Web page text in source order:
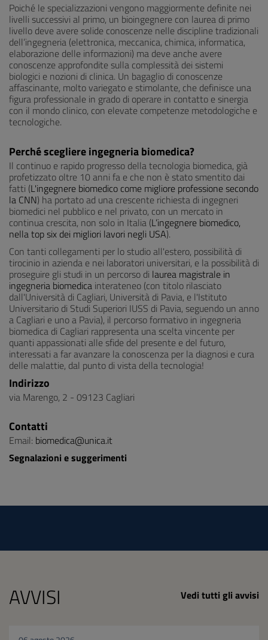
Poiché le specializzazioni vengono maggiormente definite nei
livelli successivi al primo, un bioingegnere con laurea di primo
livello deve avere solide conoscenze nelle discipline tradizionali
dell’ingegneria (elettronica, meccanica, chimica, informatica,
elaborazione delle informazioni) ma deve anche avere
conoscenze approfondite sulla complessità dei sistemi
biologici e nozioni di clinica. Un bagaglio di conoscenze
affascinante, molto variegato e stimolante, che definisce una
figura professionale in grado di operare in contatto e sinergia
con il mondo clinico, con elevate competenze metodologiche e
tecnologiche.
Perché scegliere ingegneria biomedica?
Il continuo e rapido progresso della tecnologia biomedica, già
profetizzato oltre 10 anni fa e che non è stato smentito dai
fatti (L'ingegnere biomedico come migliore professione secondo
la CNN) ha portato ad una crescente richiesta di ingegneri
biomedici nel pubblico e nel privato, con un mercato in
continua crescita, non solo in Italia (L’ingegnere biomedico,
nella top six dei migliori lavori negli USA).
Con tanti collegamenti per lo studio all'estero, possibilità di
tirocinio in azienda e nei laboratori universitari, e la possibilità di
proseguire gli studi in un percorso di laurea magistrale in
ingegneria biomedica interateneo (con titolo rilasciato
dall'Università di Cagliari, Università di Pavia, e l'Istituto
Universitario di Studi Superiori IUSS di Pavia, seguendo un anno
a Cagliari e uno a Pavia), il percorso formativo in ingegneria
biomedica di Cagliari rappresenta una scelta vincente per
quanti appassionati alle sfide del presente e del futuro,
interessati a far avanzare la conoscenza per la diagnosi e cura
delle malattie, dal punto di vista della tecnologia!
Indirizzo
via Marengo, 2 - 09123 Cagliari
Contatti
Email: biomedica@unica.it
Segnalazioni e suggerimenti
AVVISI Vedi tutti gli avvisi